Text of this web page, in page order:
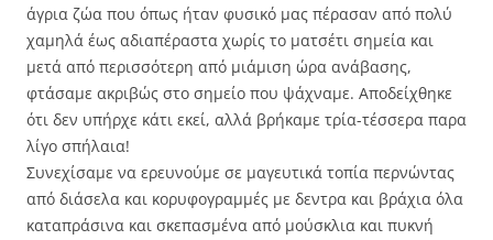
άγρια ζώα που όπως ήταν φυσικό μας πέρασαν από πολύ
χαμηλά έως αδιαπέραστα χωρίς το ματσέτι σημεία και
μετά από περισσότερη από μιάμιση ώρα ανάβασης,
φτάσαμε ακριβώς στο σημείο που ψάχναμε. Αποδείχθηκε
ότι δεν υπήρχε κάτι εκεί, αλλά βρήκαμε τρία-τέσσερα παρα
λίγο σπήλαια!
Συνεχίσαμε να ερευνούμε σε μαγευτικά τοπία περνώντας
από διάσελα και κορυφογραμμές με δεντρα και βράχια όλα
καταπράσινα και σκεπασμένα από μούσκλια και πυκνή